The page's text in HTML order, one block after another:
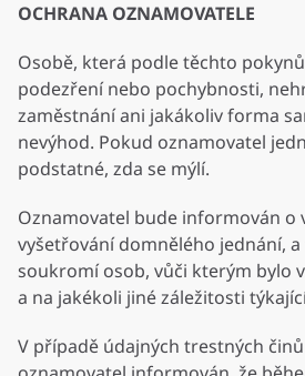
OCHRANA OZNAMOVATELE
Osobě, která podle těchto
podezření nebo pochybnosti,
zaměstnání ani jakákoliv forma
nevýhod. Pokud oznamovatel
podstatné, zda se mýlí.
Oznamovatel bude informován o
vyšetřování domnělého jednání,
soukromí osob, vůči kterým bylo
a na jakékoli jiné záležitosti
V případě údajných trestných